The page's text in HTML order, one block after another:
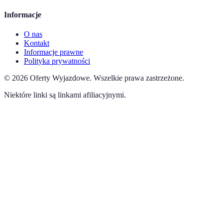
Informacje
O nas
Kontakt
Informacje prawne
Polityka prywatności
© 2026 Oferty Wyjazdowe. Wszelkie prawa zastrzeżone.
Niektóre linki są linkami afiliacyjnymi.